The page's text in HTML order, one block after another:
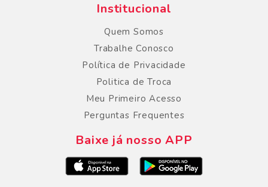
Institucional
Quem Somos
Trabalhe Conosco
Política de Privacidade
Politica de Troca
Meu Primeiro Acesso
Perguntas Frequentes
Baixe já nosso APP